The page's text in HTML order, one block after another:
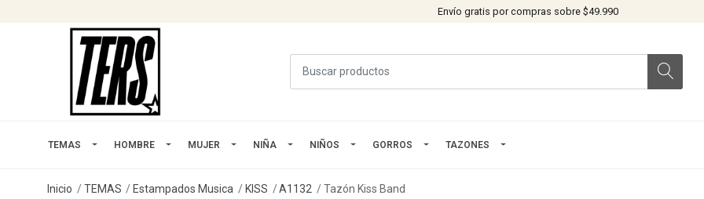
Envío gratis por compras sobre $49.990
TEMAS HOMBRE MUJER NIÑA NIÑOS GORROS TAZONES
Inicio TEMAS Estampados Musica KISS A1132 Tazón Kiss Band